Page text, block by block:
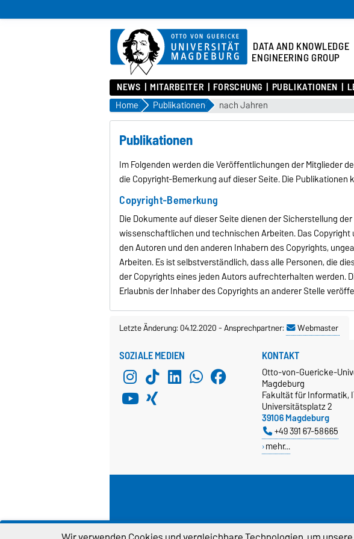
DATA AND KNOWLEDGE
ENGINEERING GROUP
NEWS MITARBEITER FORSCHUNG PUBLIKATIONEN
Home Publikationen nach Jahren
Publikationen
Im Folgenden werden die Veröffentlichungen der Mitglieder
die Copyright-Bemerkung auf dieser Seite. Die Publikationen
Copyright-Bemerkung
Die Dokumente auf dieser Seite dienen der Sicherstellung
wissenschaftlichen und technischen Arbeiten. Das
den Autoren und den anderen Inhabern des Copyrights,
Arbeiten. Es ist selbstverständlich, dass alle Personen, die
der Copyrights eines jeden Autors aufrechterhalten werden.
Erlaubnis der Inhaber des Copyrights an anderer Stelle
Letzte Änderung: 04.12.2020-Ansprechpartner: Webmaster
SOZIALE MEDIEN KONTAKT
Otto-von-Guericke-
Magdeburg
Fakultät für Informatik,
Universitätsplatz 2
39106 Magdeburg
+49 391 67-58665
mehr…